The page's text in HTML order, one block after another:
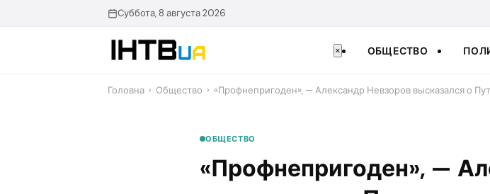
Суббота, 8 августа 2026
× ОБЩЕСТВО
Головна › Общество › «Профнепригоден», — Александр Невзоров высказался о
ОБЩЕСТВО
«Профнепригоден», —